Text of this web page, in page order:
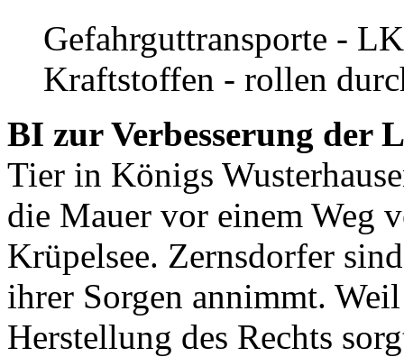
Gefahrguttransporte -
Kraftstoffen - rollen
BI zur Verbesserung der
Tier in Königs
die Mauer vor einem Weg
Krüpelsee. Zernsdorfer
ihrer Sorgen annimmt.
Herstellung des Rechts